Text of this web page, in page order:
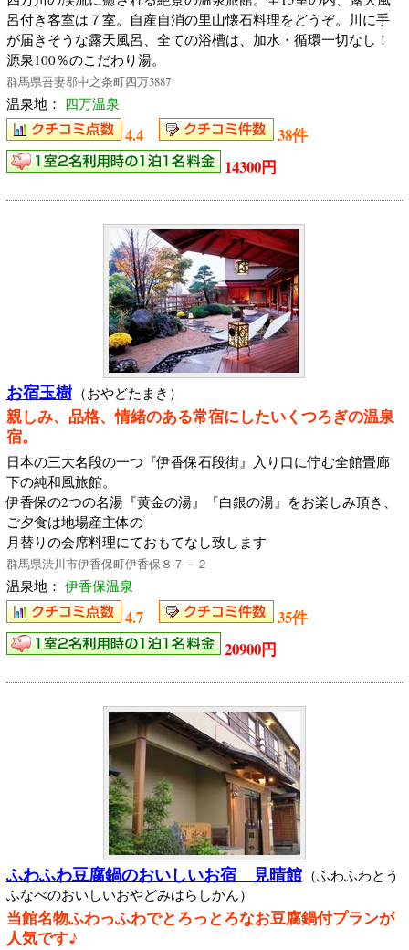
呂付き客室は７室。自産自消の里山懐石料理をどうぞ。川に手
が届きそうな露天風呂、全ての浴槽は、加水・循環一切なし！
源泉100％のこだわり湯。
群馬県吾妻郡中之条町四万3887
温泉地： 四万温泉
4.4
38件
14300円
お宿玉樹（おやどたまき）
親しみ、品格、情緒のある常宿にしたいくつろぎの温泉
宿。
日本の三大名段の一つ『伊香保石段街』入り口に佇む全館畳廊
下の純和風旅館。
伊香保の2つの名湯『黄金の湯』『白銀の湯』をお楽しみ頂き、
ご夕食は地場産主体の
月替りの会席料理にておもてなし致します
群馬県渋川市伊香保町伊香保８７－２
温泉地： 伊香保温泉
4.7
35件
20900円
ふわふわ豆腐鍋のおいしいお宿 見晴館 （ふわふわとう
ふなべのおいしいおやどみはらしかん）
当館名物ふわっふわでとろっとろなお豆腐鍋付プランが
人気です♪